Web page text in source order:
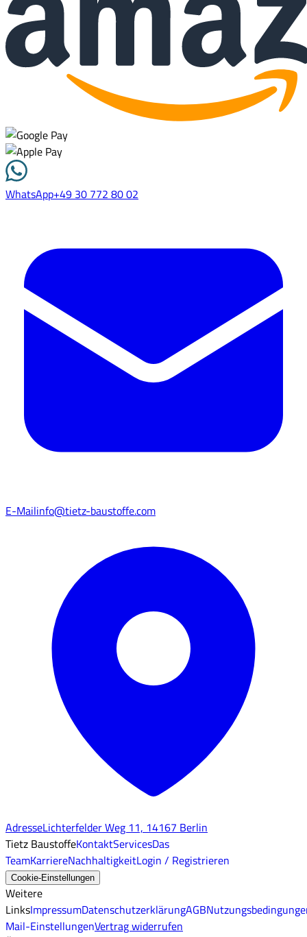
WhatsApp+49 30 772 80 02
E-Mailinfo@tietz-baustoffe.com
AdresseLichterfelder Weg 11, 14167 Berlin
Tietz BaustoffeKontaktServicesDas
TeamKarriereNachhaltigkeitLogin / Registrieren
Cookie-Einstellungen
Weitere
LinksImpressumDatenschutzerklärungAGB
Mail-EinstellungenVertrag widerrufen